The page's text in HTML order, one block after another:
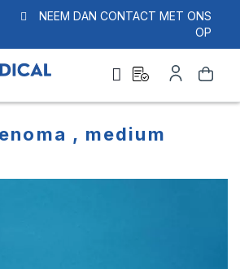
NEEM DAN CONTACT MET ONS
OP
Zoek
quote
, medium